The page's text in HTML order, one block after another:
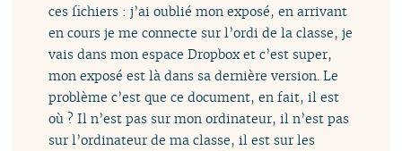
ces fichiers : j’ai oublié mon exposé, en arrivant
en cours je me connecte sur l’ordi de la classe, je
vais dans mon espace Dropbox et c’est super,
mon exposé est là dans sa dernière version. Le
problème c’est que ce document, en fait, il est
où ? Il n’est pas sur mon ordinateur, il n’est pas
sur l’ordinateur de ma classe, il est sur les